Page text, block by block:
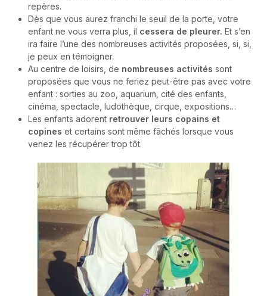
repères.
Dès que vous aurez franchi le seuil de la porte, votre
enfant ne vous verra plus, il cessera de pleurer. Et s’en
ira faire l’une des nombreuses activités proposées, si, si,
je peux en témoigner.
Au centre de loisirs, de nombreuses activités sont
proposées que vous ne feriez peut-être pas avec votre
enfant : sorties au zoo, aquarium, cité des enfants,
cinéma, spectacle, ludothèque, cirque, expositions…
Les enfants adorent retrouver leurs copains et
copines et certains sont même fâchés lorsque vous
venez les récupérer trop tôt.